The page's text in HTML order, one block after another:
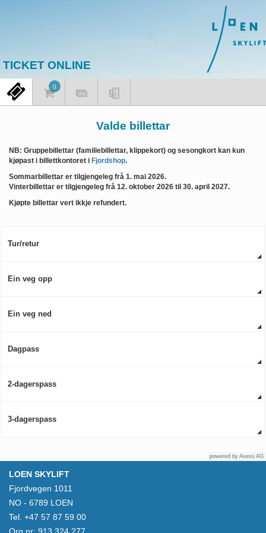
TICKET ONLINE
Valde billettar
NB: Gruppebillettar (familiebillettar, klippekort) og sesongkort kan kun
kjøpast i billettkontoret i Fjordshop.
Sommarbillettar er tilgjengeleg frå 1. mai 2026.
Vinterbillettar er tilgjengeleg frå 12. oktober 2026 til 30. april 2027.
Kjøpte billettar vert ikkje refundert.
Tur/retur
Ein veg opp
Ein veg ned
Dagpass
2-dagerspass
3-dagerspass
powered by Axess AG
LOEN SKYLIFT
Fjordvegen 1011
NO - 6789 LOEN
Tel. +47 57 87 59 00